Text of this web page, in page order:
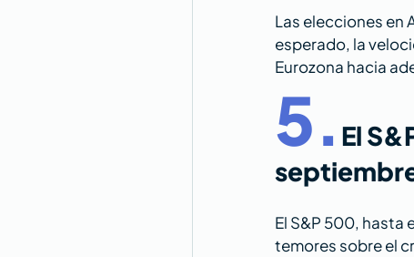
Las elecciones en
esperado, la
Eurozona hacia
5. El
El S&P 500, hasta
temores sobre el